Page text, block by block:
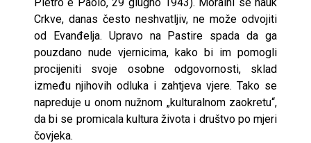
Crkve, danas često neshvatljiv, ne može odvojiti
od Evanđelja. Upravo na Pastire spada da ga
pouzdano nude vjernicima, kako bi im pomogli
procijeniti svoje osobne odgovornosti, sklad
između njihovih odluka i zahtjeva vjere. Tako se
napreduje u onom nužnom „kulturalnom zaokretu“,
da bi se promicala kultura života i društvo po mjeri
čovjeka.